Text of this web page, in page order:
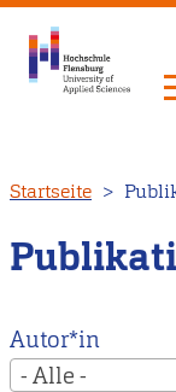
zum
Inhalt
Startseite
Autor*in
- Alle -